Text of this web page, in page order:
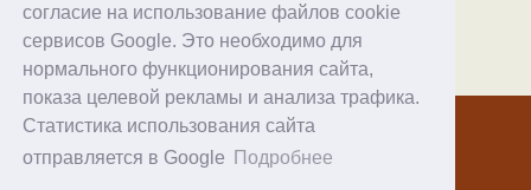
согласие на использование файлов cookie
сервисов Google. Это необходимо для
нормального функционирования сайта,
показа целевой рекламы и анализа трафика.
Статистика использования сайта
отправляется в Google
Подробнее
Хостинг
© 1998–2026 Alex Exler